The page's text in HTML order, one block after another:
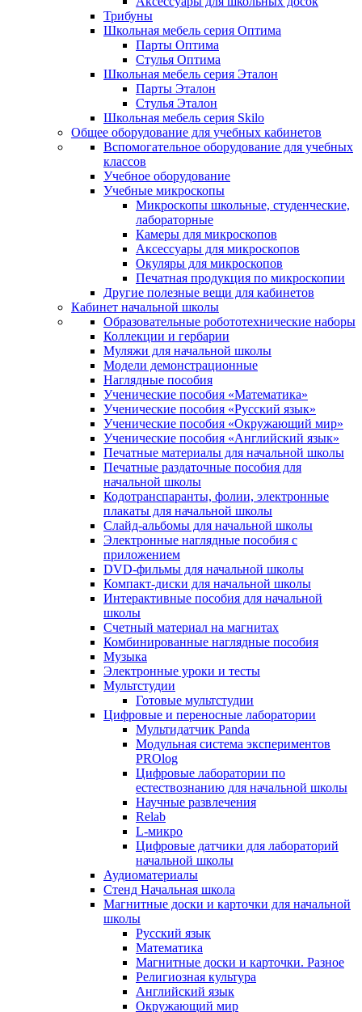
Трибуны
Школьная мебель серия Оптима
Парты Оптима
Стулья Оптима
Школьная мебель серия Эталон
Парты Эталон
Стулья Эталон
Школьная мебель серия Skilo
Общее оборудование для учебных кабинетов
Вспомогательное оборудование для учебных
классов
Учебное оборудование
Учебные микроскопы
Микроскопы школьные, студенческие,
лабораторные
Камеры для микроскопов
Аксессуары для микроскопов
Окуляры для микроскопов
Печатная продукция по микроскопии
Другие полезные вещи для кабинетов
Кабинет начальной школы
Образовательные робототехнические наборы
Коллекции и гербарии
Муляжи для начальной школы
Модели демонстрационные
Наглядные пособия
Ученические пособия «Математика»
Ученические пособия «Русский язык»
Ученические пособия «Окружающий мир»
Ученические пособия «Английский язык»
Печатные материалы для начальной школы
Печатные раздаточные пособия для
начальной школы
Кодотранспаранты, фолии, электронные
плакаты для начальной школы
Слайд-альбомы для начальной школы
Электронные наглядные пособия с
приложением
DVD-фильмы для начальной школы
Компакт-диски для начальной школы
Интерактивные пособия для начальной
школы
Счетный материал на магнитах
Комбинированные наглядные пособия
Музыка
Электронные уроки и тесты
Мультстудии
Готовые мультстудии
Цифровые и переносные лаборатории
Мультидатчик Panda
Модульная система экспериментов
PROlog
Цифровые лаборатории по
естествознанию для начальной школы
Научные развлечения
Relab
L-микро
Цифровые датчики для лабораторий
начальной школы
Аудиоматериалы
Стенд Начальная школа
Магнитные доски и карточки для начальной
школы
Русский язык
Математика
Магнитные доски и карточки. Разное
Религиозная культура
Английский язык
Окружающий мир